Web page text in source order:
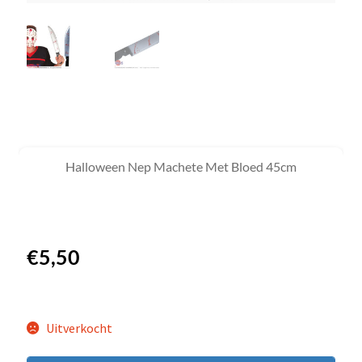
Halloween Nep Machete Met Bloed 45cm
€5,50
Uitverkocht